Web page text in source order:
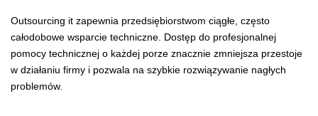
Outsourcing it zapewnia przedsiębiorstwom ciągłe, często
całodobowe wsparcie techniczne. Dostęp do profesjonalnej
pomocy technicznej o każdej porze znacznie zmniejsza przestoje
w działaniu firmy i pozwala na szybkie rozwiązywanie nagłych
problemów.